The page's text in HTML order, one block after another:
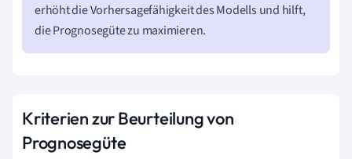
erhöht die Vorhersagefähigkeit des Modells und hilft,
die Prognosegüte zu maximieren.
Kriterien zur Beurteilung von
Prognosegüte